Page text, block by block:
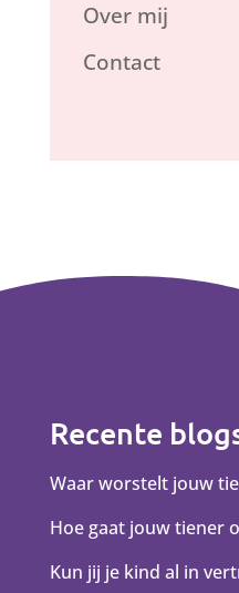
Over mij
Contact
Recente
Waar worstelt jouw
Hoe gaat jouw tiener
Kun jij je kind al in